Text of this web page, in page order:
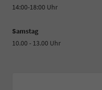
14:00-18:00 Uhr
Samstag
10.00 - 13.00 Uhr